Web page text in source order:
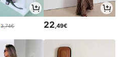
3,74€ 22,49€